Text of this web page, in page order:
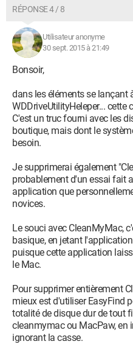
RÉPONSE 4 / 8
Utilisateur anonyme
30 sept. 2015 à 21:49
Bonsoir,
dans les éléments se lançant
WDDriveUtilityHeleper... cette
C'est un truc fourni avec les
boutique, mais dont le
besoin.
Je supprimerai également
probablement d'un essai fait
application que
novices.
Le souci avec CleanMyMac,
basique, en jetant
puisque cette application
le Mac.
Pour supprimer entièrement
mieux est d'utiliser EasyFind
totalité de disque dur de tout
cleanmymac ou MacPaw, en
ignorant la casse.